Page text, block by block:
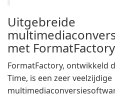
Uitgebreide
met FormatFactory
FormatFactory, ontwikkeld
Time, is een zeer veelzijdige